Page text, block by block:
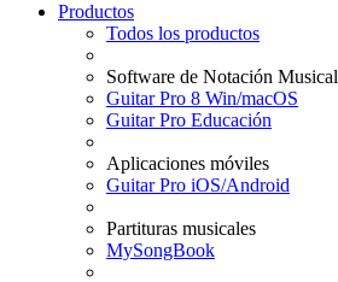
Productos
Todos los productos
Software de Notación Musical
Guitar Pro 8 Win/macOS
Guitar Pro Educación
Aplicaciones móviles
Guitar Pro iOS/Android
Partituras musicales
MySongBook